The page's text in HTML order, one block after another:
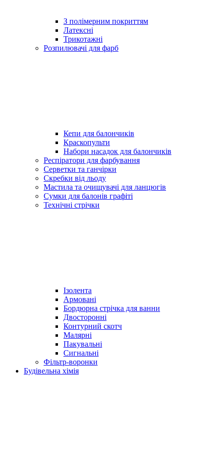
З полімерним покриттям
Латексні
Трикотажні
Розпилювачі для фарб
Кепи для балончиків
Краскопульти
Набори насадок для балончиків
Респіратори для фарбування
Серветки та ганчірки
Скребки від льоду
Мастила та очищувачі для ланцюгів
Сумки для балонів графіті
Технічні стрічки
Ізолента
Армовані
Бордюрна стрічка для ванни
Двосторонні
Контурний скотч
Малярні
Пакувальні
Сигнальні
Фільтр-воронки
Будівельна хімія